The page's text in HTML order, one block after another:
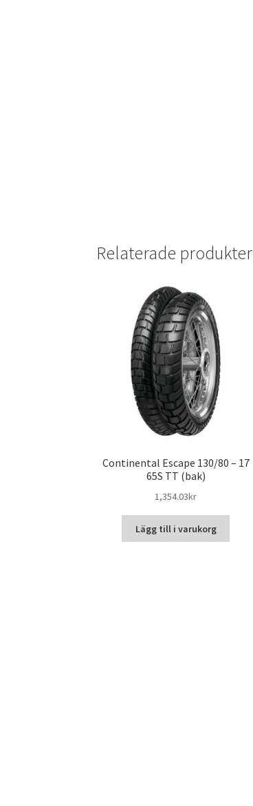
Relaterade produkter
Continental Escape 130/80 – 17
65S TT (bak)
1,354.03kr
Lägg till i varukorg